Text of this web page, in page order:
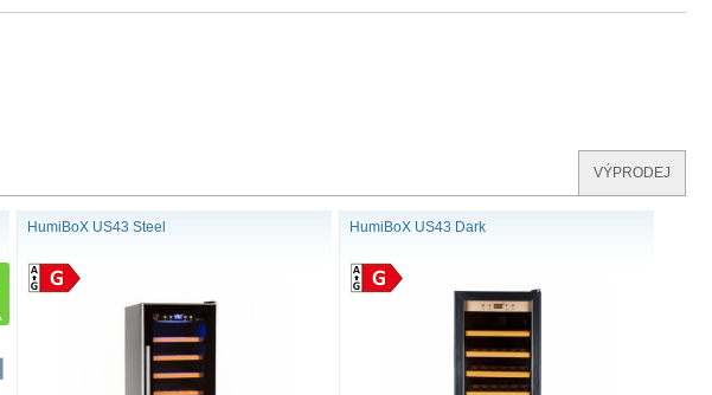
VÝPRODEJ
HumiBoX US43 Steel HumiBoX US43 Dark